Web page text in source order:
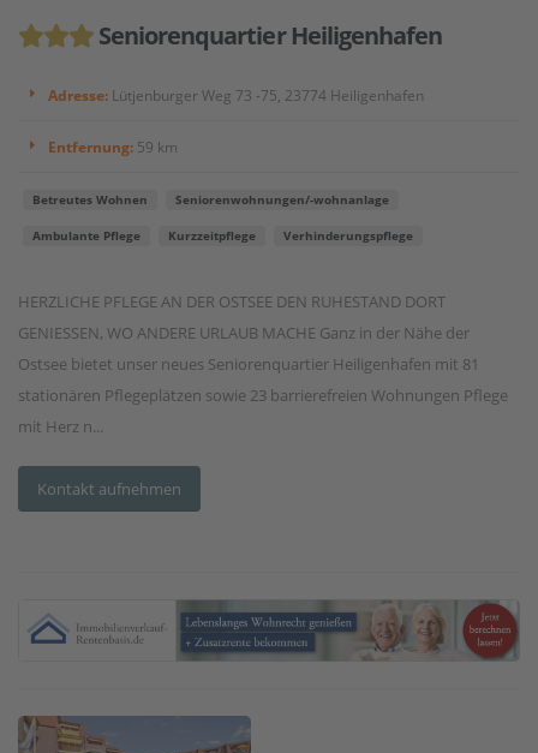
Seniorenquartier Heiligenhafen
Adresse: Lütjenburger Weg 73 -75, 23774 Heiligenhafen
Entfernung: 59 km
Betreutes Wohnen Seniorenwohnungen/-wohnanlage
Ambulante Pflege Kurzzeitpflege Verhinderungspflege
HERZLICHE PFLEGE AN DER OSTSEE DEN RUHESTAND DORT
GENIESSEN, WO ANDERE URLAUB MACHE Ganz in der Nähe der
Ostsee bietet unser neues Seniorenquartier Heiligenhafen mit 81
stationären Pflegeplätzen sowie 23 barrierefreien Wohnungen Pflege
mit Herz n...
Kontakt aufnehmen